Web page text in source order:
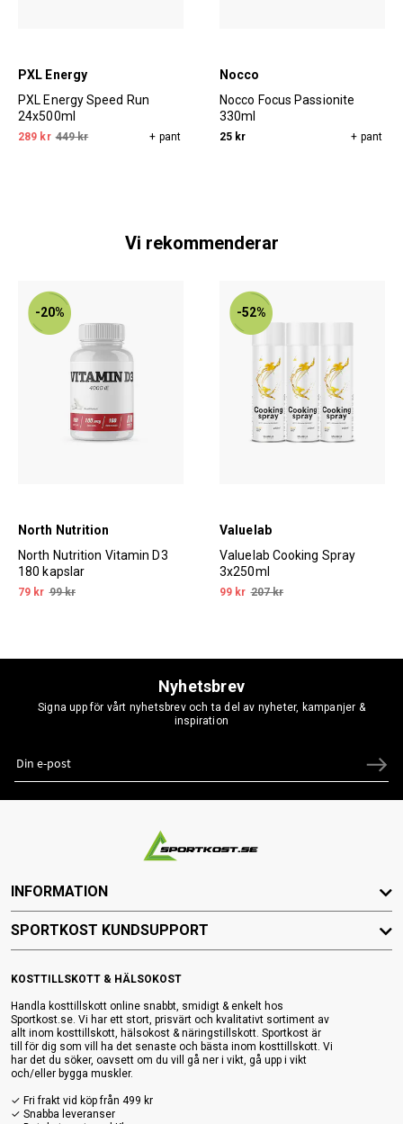
PXL Energy
PXL Energy Speed Run
24x500ml
289 kr 449 kr + pant
Nocco
Nocco Focus Passionite
330ml
25 kr + pant
Vi rekommenderar
-20%
North Nutrition
North Nutrition Vitamin D3
180 kapslar
79 kr 99 kr
-52%
Valuelab
Valuelab Cooking Spray
3x250ml
99 kr 207 kr
Nyhetsbrev
Signa upp för vårt nyhetsbrev och ta del av nyheter, kampanjer &
inspiration
KOSTTILLSKOTT & HÄLSOKOST
Handla kosttillskott online snabbt, smidigt & enkelt hos
Sportkost.se. Vi har ett stort, prisvärt och kvalitativt sortiment av
allt inom kosttillskott, hälsokost & näringstillskott. Sportkost är
till för dig som vill ha det senaste och bästa inom kosttillskott. Vi
har det du söker, oavsett om du vill gå ner i vikt, gå upp i vikt
och/eller bygga muskler.
✓ Fri frakt vid köp från 499 kr
✓ Snabba leveranser
INFORMATION
SPORTKOST KUNDSUPPORT